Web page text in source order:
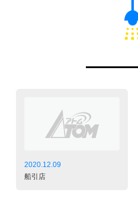
2020.12.09
船引店